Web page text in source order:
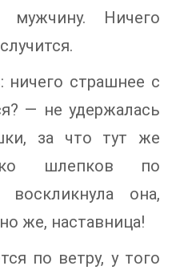
Ничего
ничего страшнее с
— не удержалась
за что тут же
шлепков по
она,
же, наставница!
по ветру, у того